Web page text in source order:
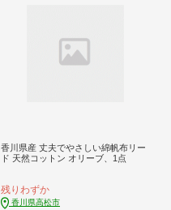
香川県産 丈夫でやさしい綿帆布リー
ド 天然コットン オリーブ、1点
残りわずか
香川県高松市